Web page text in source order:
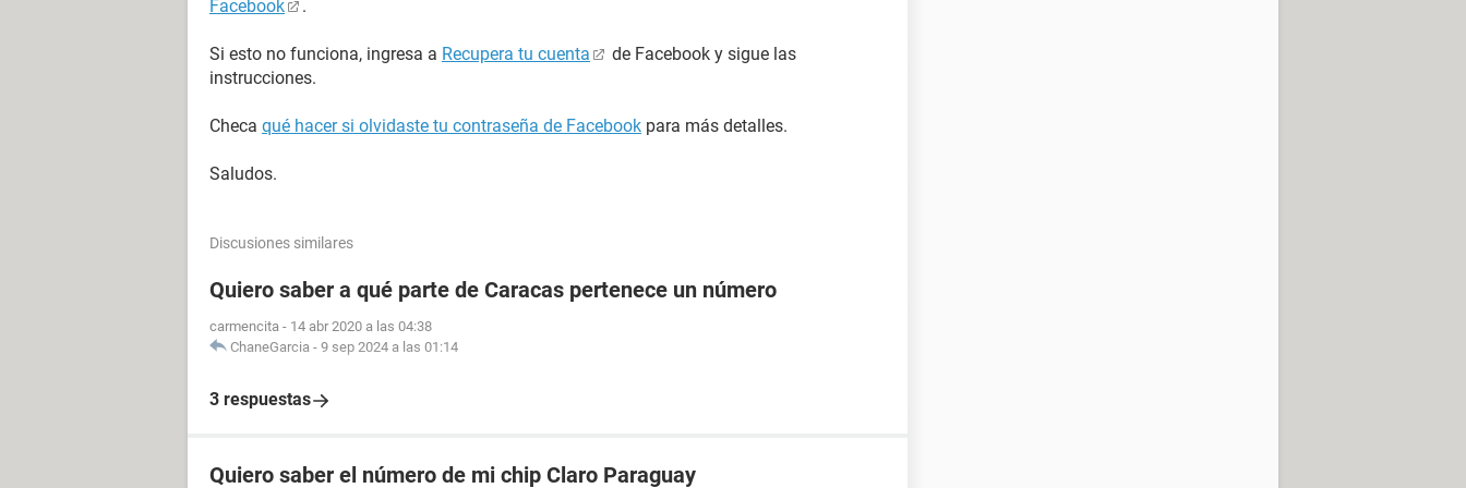
Facebook .
Si esto no funciona, ingresa a Recupera tu cuenta
de Facebook y sigue las
instrucciones.
Checa qué hacer si olvidaste tu contraseña de Facebook para más detalles.
Saludos.
Discusiones similares
Quiero saber a qué parte de Caracas pertenece un número
carmencita - 14 abr 2020 a las 04:38
ChaneGarcia - 9 sep 2024 a las 01:14
3 respuestas
Quiero saber el número de mi chip Claro Paraguay